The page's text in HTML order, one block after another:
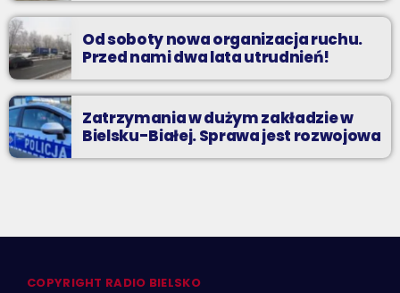
Od soboty nowa organizacja ruchu.
Przed nami dwa lata utrudnień!
Zatrzymania w dużym zakładzie w
Bielsku-Białej. Sprawa jest rozwojowa
COPYRIGHT RADIO BIELSKO